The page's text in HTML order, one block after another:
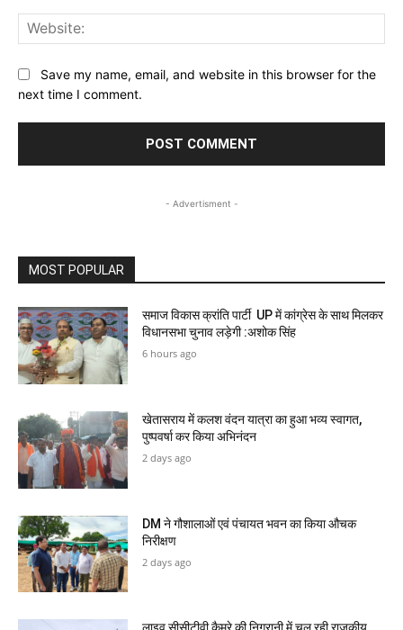
Save my name, email, and website in this browser for the
next time I comment.
- Advertisment -
MOST POPULAR
समाज विकास क्रांति पार्टी UP में कांग्रेस के साथ मिलकर
विधानसभा चुनाव लड़ेगी :अशोक सिंह
6 hours ago
खेतासराय में कलश वंदन यात्रा का हुआ भव्य स्वागत,
पुष्पवर्षा कर किया अभिनंदन
2 days ago
DM ने गौशालाओं एवं पंचायत भवन का किया औचक
निरीक्षण
2 days ago